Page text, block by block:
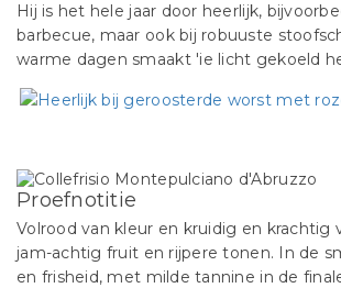
Hij is het hele jaar door heerlijk,
barbecue, maar ook bij robuuste
warme dagen smaakt 'ie licht gekoeld
Proefnotitie
Volrood van kleur en kruidig en krachtig
jam-achtig fruit en rijpere tonen. In de
en frisheid, met milde tannine in de